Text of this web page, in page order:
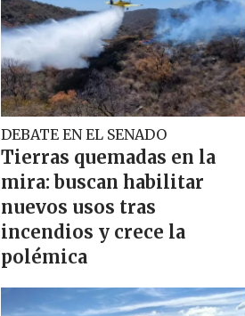
DEBATE EN EL SENADO
Tierras quemadas en la
mira: buscan habilitar
nuevos usos tras
incendios y crece la
polémica